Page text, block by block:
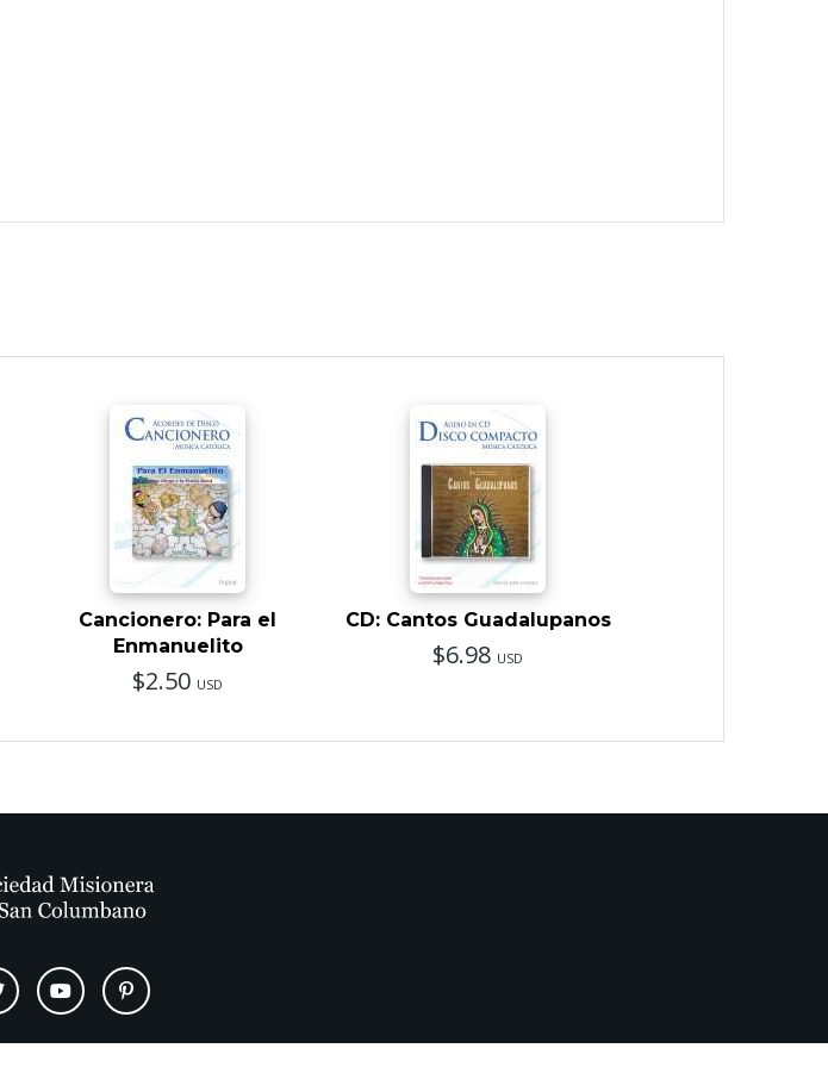
Cancionero: Para el
Enmanuelito
$2.50 USD
CD: Cantos Guadalupanos
$6.98 USD